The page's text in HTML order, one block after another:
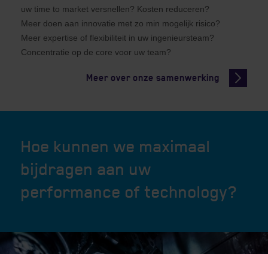
uw time to market versnellen? Kosten reduceren?
Meer doen aan innovatie met zo min mogelijk risico?
Meer expertise of flexibiliteit in uw ingenieursteam?
Concentratie op de core voor uw team?
Meer over onze samenwerking
Hoe kunnen we maximaal
bijdragen aan uw
performance of technology?